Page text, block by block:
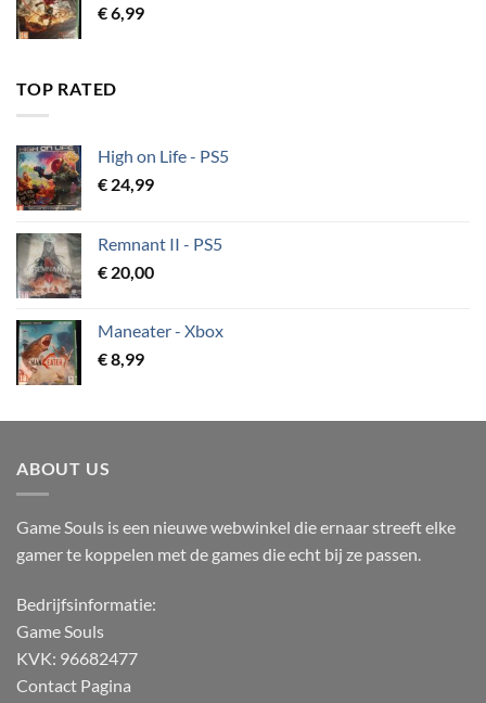
€6,99
TOP RATED
High on Life - PS5
€ 24,99
Remnant II - PS5
€ 20,00
Maneater - Xbox
€8,99
ABOUT US
Game Souls is een nieuwe webwinkel die ernaar streeft elke
gamer te koppelen met de games die echt bij ze passen.
Bedrijfsinformatie:
Game Souls
KVK: 96682477
Contact Pagina